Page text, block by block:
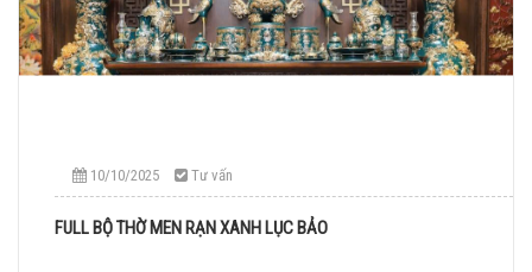
10/10/2025 Tư vấn
FULL BỘ THỜ MEN RẠN XANH LỤC BẢO